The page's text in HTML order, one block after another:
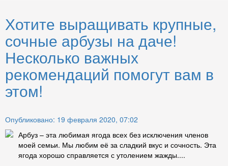
Хотите выращивать крупные,
сочные арбузы на даче!
Несколько важных
рекомендаций помогут вам в
этом!
Опубликовано: 19 февраля 2020, 07:02
Арбуз – эта любимая ягода всех без исключения членов
моей семьи. Мы любим её за сладкий вкус и сочность. Эта
ягода хорошо справляется с утолением жажды....